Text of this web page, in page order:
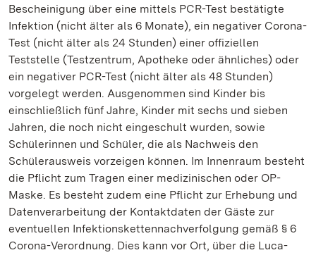
Bescheinigung über eine mittels PCR-Test bestätigte
Infektion (nicht älter als 6 Monate), ein negativer Corona-
Test (nicht älter als 24 Stunden) einer offiziellen
Teststelle (Testzentrum, Apotheke oder ähnliches) oder
ein negativer PCR-Test (nicht älter als 48 Stunden)
vorgelegt werden. Ausgenommen sind Kinder bis
einschließlich fünf Jahre, Kinder mit sechs und sieben
Jahren, die noch nicht eingeschult wurden, sowie
Schülerinnen und Schüler, die als Nachweis den
Schülerausweis vorzeigen können. Im Innenraum besteht
die Pflicht zum Tragen einer medizinischen oder OP-
Maske. Es besteht zudem eine Pflicht zur Erhebung und
Datenverarbeitung der Kontaktdaten der Gäste zur
eventuellen Infektionskettennachverfolgung gemäß § 6
Corona-Verordnung. Dies kann vor Ort, über die Luca-